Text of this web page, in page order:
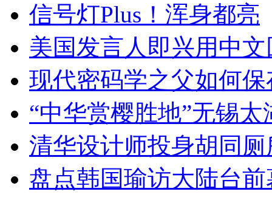
信号灯Plus！浑身都亮
美国发言人即兴用中
现代密码学之父如何
“中华赏樱胜地”无锡
清华设计师投身胡同
盘点韩国瑜访大陆台